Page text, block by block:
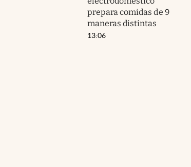
prepara comidas de 9
maneras distintas
13:06